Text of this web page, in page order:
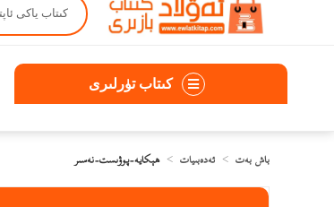
كىتاب تۈرلىرى
باش بەت ئەدەبىيات ھېكايە-پوۋىست-نەسىر